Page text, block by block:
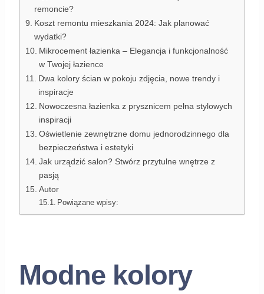
remoncie?
Koszt remontu mieszkania 2024: Jak planować
wydatki?
Mikrocement łazienka – Elegancja i funkcjonalność
w Twojej łazience
Dwa kolory ścian w pokoju zdjęcia, nowe trendy i
inspiracje
Nowoczesna łazienka z prysznicem pełna stylowych
inspiracji
Oświetlenie zewnętrzne domu jednorodzinnego dla
bezpieczeństwa i estetyki
Jak urządzić salon? Stwórz przytulne wnętrze z
pasją
Autor
Powiązane wpisy:
Modne kolory